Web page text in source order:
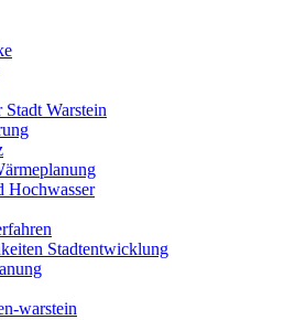
Warstein
Hochwasser
Stadtentwicklung
warstein